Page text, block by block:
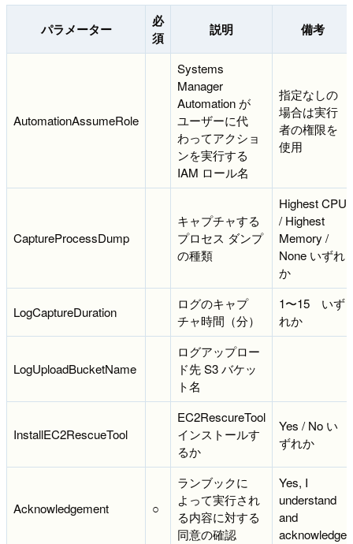
パラメーター
必
須
説明 備考
AutomationAssumeRole
Systems
Manager
Automation が
ユーザーに代
わってアクショ
ンを実行する
IAM ロール名
指定なしの
場合は実行
者の権限を
使用
CaptureProcessDump
キャプチャする
プロセス ダンプ
の種類
Highest CPU
/ Highest
Memory /
None いずれ
か
LogCaptureDuration
ログのキャプ
チャ時間（分）
1〜15 いず
れか
LogUploadBucketName
ログアップロー
ド先 S3 バケッ
ト名
InstallEC2RescueTool
EC2RescureTool
インストールす
るか
Yes / No い
ずれか
Acknowledgement ○
ランブックに
よって実行され
る内容に対する
同意の確認
Yes, I
understand
and
acknowledge